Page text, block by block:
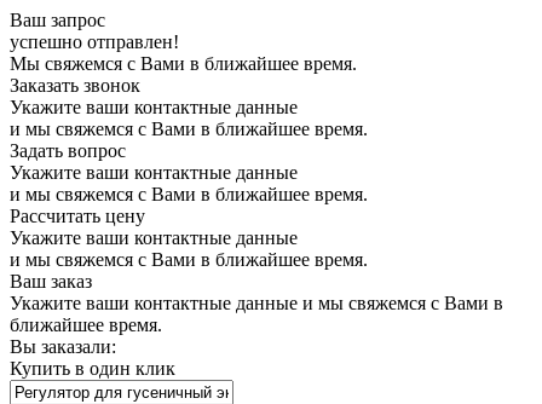
Ваш запрос
успешно отправлен!
Мы свяжемся с Вами в ближайшее время.
Заказать звонок
Укажите ваши контактные данные
и мы свяжемся с Вами в ближайшее время.
Задать вопрос
Укажите ваши контактные данные
и мы свяжемся с Вами в ближайшее время.
Рассчитать цену
Укажите ваши контактные данные
и мы свяжемся с Вами в ближайшее время.
Ваш заказ
Укажите ваши контактные данные и мы свяжемся с Вами в
ближайшее время.
Вы заказали:
Купить в один клик